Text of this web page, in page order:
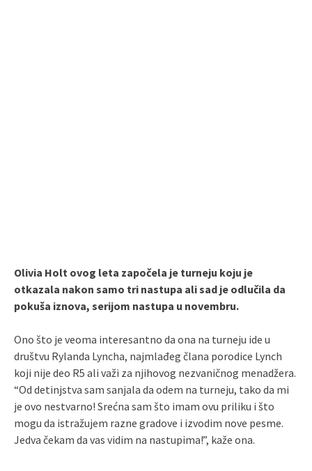
Olivia Holt ovog leta započela je turneju koju je
otkazala nakon samo tri nastupa ali sad je odlučila da
pokuša iznova, serijom nastupa u novembru.
Ono što je veoma interesantno da ona na turneju ide u
društvu Rylanda Lyncha, najmlađeg člana porodice Lynch